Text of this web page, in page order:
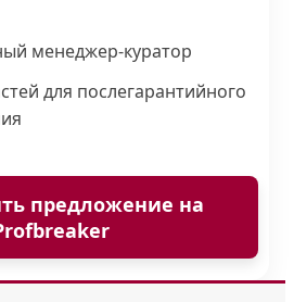
менеджер-куратор
для послегарантийного
предложение на